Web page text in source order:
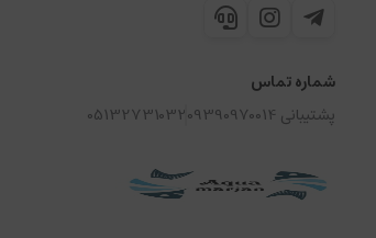
شماره تماس
پشتیبانی 09390970014
05132731032